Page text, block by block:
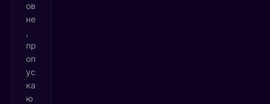
ов
не
пр
оп
ус
ка
ю